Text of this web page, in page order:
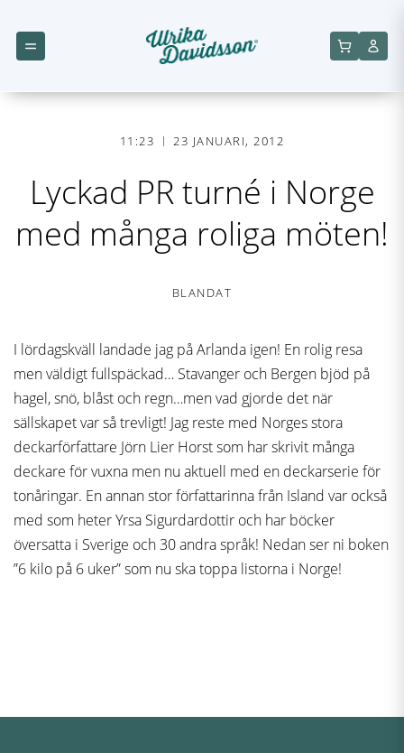
11:23 23 JANUARI, 2012
Lyckad PR turné i Norge
med många roliga möten!
BLANDAT
I lördagskväll landade jag på Arlanda igen! En rolig resa
men väldigt fullspäckad… Stavanger och Bergen bjöd på
hagel, snö, blåst och regn…men vad gjorde det när
sällskapet var så trevligt! Jag reste med Norges stora
deckarförfattare Jörn Lier Horst som har skrivit många
deckare för vuxna men nu aktuell med en deckarserie för
tonåringar. En annan stor författarinna från Island var också
med som heter Yrsa Sigurdardottir och har böcker
översatta i Sverige och 30 andra språk! Nedan ser ni boken
”6 kilo på 6 uker” som nu ska toppa listorna i Norge!